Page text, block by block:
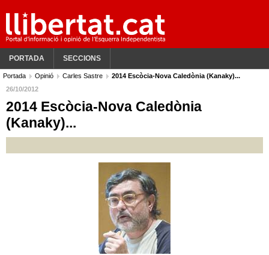
PORTADA SECCIONS
Portada Opinió Carles Sastre
2014 Escòcia-Nova Caledònia (Kanaky)...
26/10/2012
2014 Escòcia-Nova Caledònia
(Kanaky)...